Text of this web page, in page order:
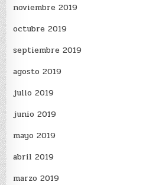
noviembre 2019
octubre 2019
septiembre 2019
agosto 2019
julio 2019
junio 2019
mayo 2019
abril 2019
marzo 2019